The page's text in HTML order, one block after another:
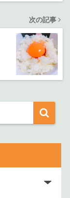
次の記事